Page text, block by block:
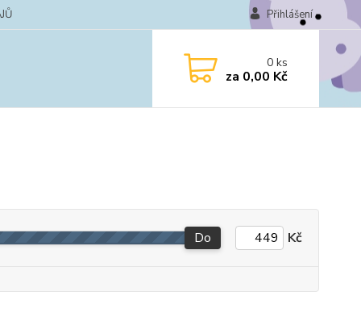
Přihlášení
0ks
za 0,00 Kč
Do Kč